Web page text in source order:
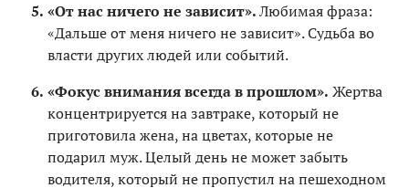
«От нас ничего не зависит».Любимая фраза:
«Дальше от меня ничего не зависит». Судьба во
власти других людей или событий.
«Фокус внимания всегда в прошлом». Жертва
концентрируется на завтраке, который не
приготовила жена, на цветах, которые не
подарил муж. Целый день не может забыть
водителя, который не пропустил на пешеходном